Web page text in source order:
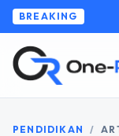
BREAKING
PENDIDIKAN /